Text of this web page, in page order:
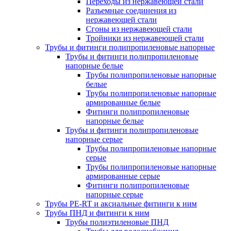
Разъемные соединения из
нержавеющей стали
Сгоны из нержавеющей стали
Тройники из нержавеющей стали
Трубы и фитинги полипропиленовые напорные
Трубы и фитинги полипропиленовые
напорные белые
Трубы полипропиленовые напорные
белые
Трубы полипропиленовые напорные
армированные белые
Фитинги полипропиленовые
напорные белые
Трубы и фитинги полипропиленовые
напорные серые
Трубы полипропиленовые напорные
серые
Трубы полипропиленовые напорные
армированные серые
Фитинги полипропиленовые
напорные серые
Трубы PE-RT и аксиальные фитинги к ним
Трубы ПНД и фитинги к ним
Трубы полиэтиленовые ПНД